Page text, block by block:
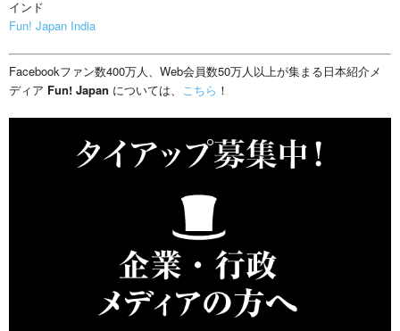
インド
Fun! Japan India
Facebookファン数400万人、Web会員数50万人以上が集まる日本紹介メ
ディア Fun! Japan については、 こちら ！